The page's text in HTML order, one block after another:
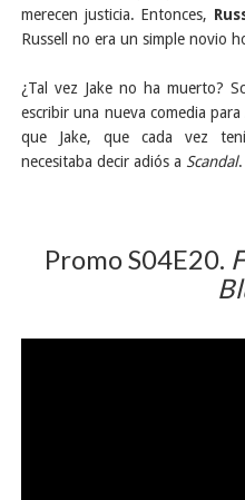
merecen justicia. Entonces,
Russell no era un simple novio
¿Tal vez Jake no ha muerto?
escribir una nueva comedia
que Jake, que cada vez
necesitaba decir adiós a Scandal.
Promo S04E20.